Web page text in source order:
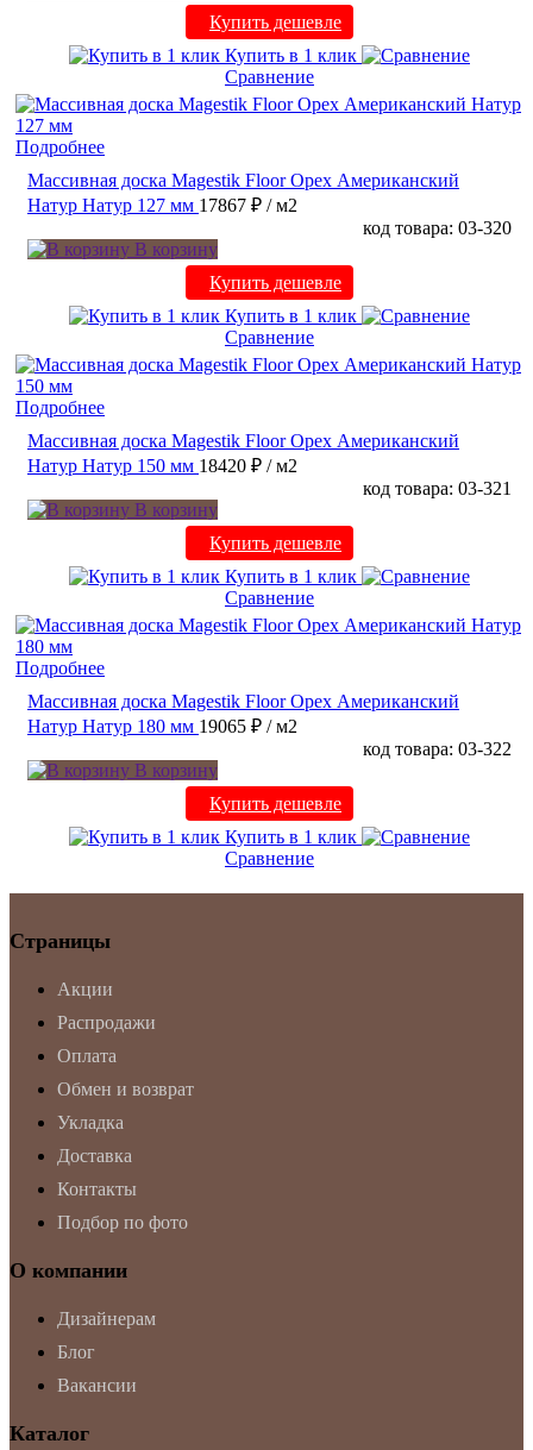
Купить дешевле
Купить в 1 клик
Сравнение
Подробнее
Массивная доска Magestik Floor Орех Американский
Натур Натур 127 мм 17867 ₽ / м2
код товара: 03-320
В корзину
Купить дешевле
Купить в 1 клик
Сравнение
Подробнее
Массивная доска Magestik Floor Орех Американский
Натур Натур 150 мм 18420 ₽ / м2
код товара: 03-321
В корзину
Купить дешевле
Купить в 1 клик
Сравнение
Подробнее
Массивная доска Magestik Floor Орех Американский
Натур Натур 180 мм 19065 ₽ / м2
код товара: 03-322
В корзину
Купить дешевле
Купить в 1 клик
Сравнение
Страницы
Акции
Распродажи
Оплата
Обмен и возврат
Укладка
Доставка
Контакты
Подбор по фото
О компании
Дизайнерам
Блог
Вакансии
Каталог